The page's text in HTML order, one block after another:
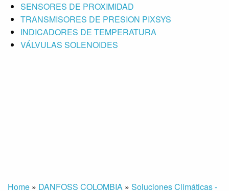
SENSORES DE PROXIMIDAD
TRANSMISORES DE PRESION PIXSYS
INDICADORES DE TEMPERATURA
VÁLVULAS SOLENOIDES
Home » DANFOSS COLOMBIA » Soluciones Climáticas -